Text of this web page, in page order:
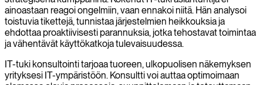
ainoastaan reagoi ongelmiin, vaan ennakoi niitä. Hän analysoi
toistuvia tikettejä, tunnistaa järjestelmien heikkouksia ja
ehdottaa proaktiivisesti parannuksia, jotka tehostavat toimintaa
ja vähentävät käyttökatkoja tulevaisuudessa.
IT-tuki konsultointi tarjoaa tuoreen, ulkopuolisen näkemyksen
yrityksesi IT-ympäristöön. Konsultti voi auttaa optimoimaan